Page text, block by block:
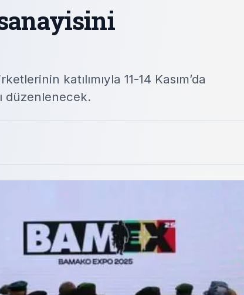
katılımıyla 11-14 Kasım’da
düzenlenecek.